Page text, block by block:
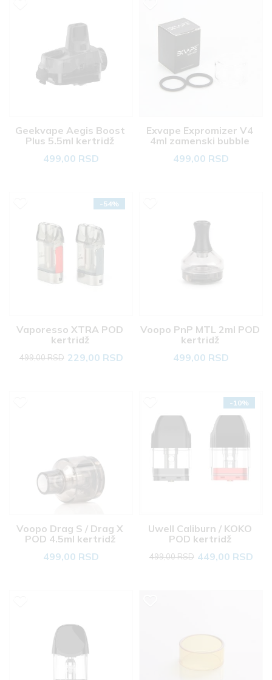
Geekvape Aegis Boost
Plus 5.5ml kertridž
499,00 RSD
Exvape Expromizer V4
4ml zamenski bubble
499,00 RSD
-54%
Vaporesso XTRA POD
kertridž
499,00 RSD 229,00 RSD
Voopo PnP MTL 2ml POD
kertridž
499,00 RSD
Voopo Drag S / Drag X
POD 4.5ml kertridž
499,00 RSD
-10%
Uwell Caliburn / KOKO
POD kertridž
499,00 RSD 449,00 RSD